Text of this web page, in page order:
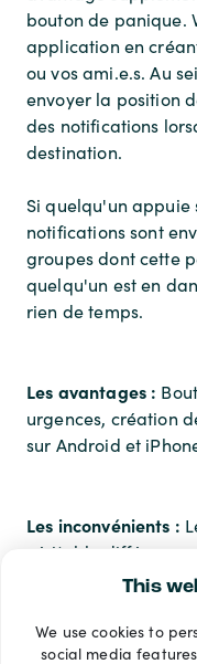
This
We use cookies to
social media
bouton de panique.
application en
ou vos ami.e.s. Au
envoyer la position
des notifications
destination.
Si quelqu'un appuie
notifications sont
groupes dont cette
quelqu'un est en
rien de temps.
Les avantages :
urgences, création
sur Android et
Les inconvénients :
véritable différence
application gratuite.